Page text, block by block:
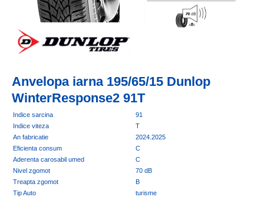
Anvelopa iarna 195/65/15 Dunlop
WinterResponse2 91T
Indice sarcina
91
Indice viteza
T
An fabricatie
2024.2025
Eficienta consum
C
Aderenta carosabil umed
C
Nivel zgomot
70 dB
Treapta zgomot
B
Tip Auto
turisme